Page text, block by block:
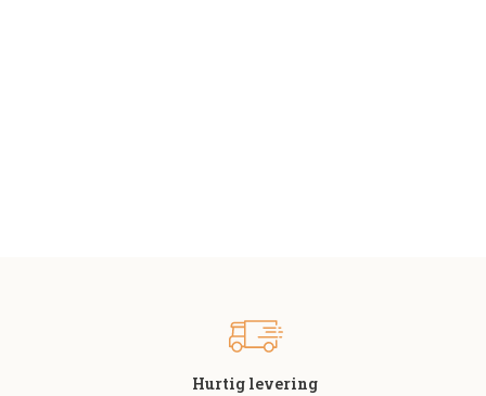
Hurtig levering